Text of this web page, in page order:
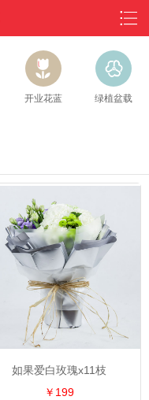
开业花蓝 绿植盆载
如果爱白玫瑰x11枝
￥199